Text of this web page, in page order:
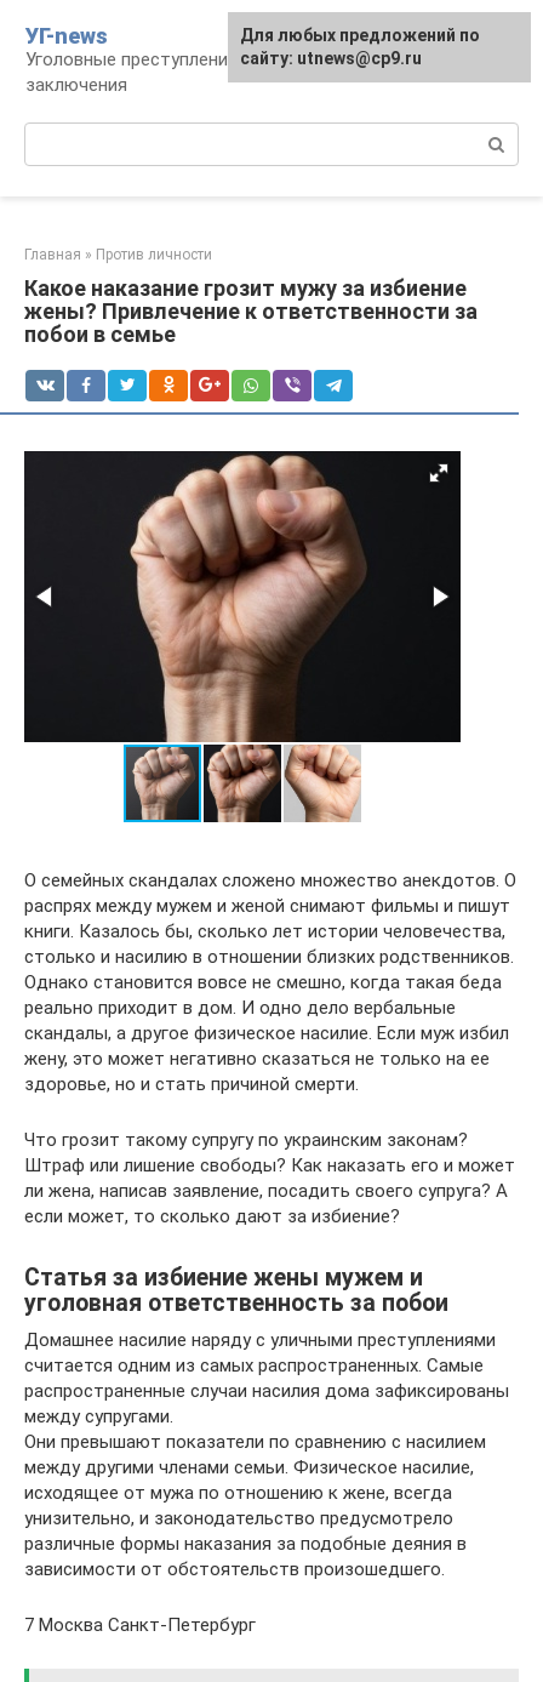
контенту
УГ-news
Уголовные преступления, наказания, места
заключения
Главная » Против личности
Какое наказание грозит мужу за избиение
жены? Привлечение к ответственности за
побои в семье
О семейных скандалах сложено множество анекдотов. О
распрях между мужем и женой снимают фильмы и пишут
книги. Казалось бы, сколько лет истории человечества,
столько и насилию в отношении близких родственников.
Однако становится вовсе не смешно, когда такая беда
реально приходит в дом. И одно дело вербальные
скандалы, а другое физическое насилие. Если муж избил
жену, это может негативно сказаться не только на ее
здоровье, но и стать причиной смерти.
Что грозит такому супругу по украинским законам?
Штраф или лишение свободы? Как наказать его и может
ли жена, написав заявление, посадить своего супруга? А
если может, то сколько дают за избиение?
Статья за избиение жены мужем и
уголовная ответственность за побои
Домашнее насилие наряду с уличными преступлениями
считается одним из самых распространенных. Самые
распространенные случаи насилия дома зафиксированы
между супругами.
Они превышают показатели по сравнению с насилием
между другими членами семьи. Физическое насилие,
исходящее от мужа по отношению к жене, всегда
унизительно, и законодательство предусмотрело
различные формы наказания за подобные деяния в
зависимости от обстоятельств произошедшего.
7 Москва Санкт-Петербург
Для любых предложений по
сайту: utnews@cp9.ru